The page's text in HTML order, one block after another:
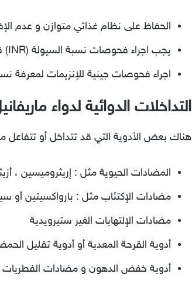
الحفاظ على نظام غذائي متوازن و عدم
يجب اجراء فحوصات نسبة السيولة (INR) قبل استخدام دواء ماريفانيل و ذلك للحصول على الجرعة المناسبة
اجراء فحوصات جينية للإنزيمات لمعرفة
التداخلات الدوائية لدواء
هناك بعض الأدوية التي قد تتداخل أو تتفاعل
المضادات الحيوية مثل : إريثروميسين ،
مضادات الإكتئاب مثل : بارواكسيتين أو
مضادات الإلتهابات الغير ستيرويدية
أدوية القرحة المعدية أو أدوية تقليل
أدوية خفض الدهون و مضادات الفطريات